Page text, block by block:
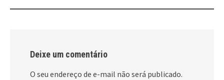
Deixe um comentário
O seu endereço de e-mail não será publicado.